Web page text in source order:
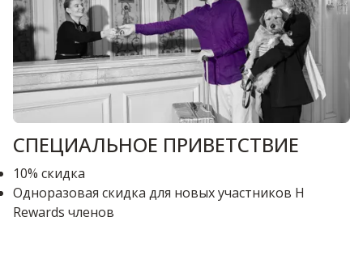
СПЕЦИАЛЬНОЕ ПРИВЕТСТВИЕ
10% скидка
Одноразовая скидка для новых участников H
Rewards членов